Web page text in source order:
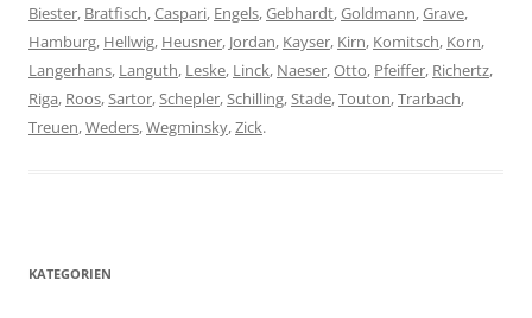
Biester, Bratfisch,Caspari, Engels,Gebhardt,Goldmann,Grave,
Hamburg, Hellwig, Heusner, Jordan, Kayser, Kirn, Komitsch, Korn,
Langerhans, Languth, Leske, Linck, Naeser,Otto, Pfeiffer, Richertz,
Riga, Roos,Sartor,Schepler,Schilling,Stade,Touton,Trarbach,
Treuen,Weders,Wegminsky,Zick.
KATEGORIEN